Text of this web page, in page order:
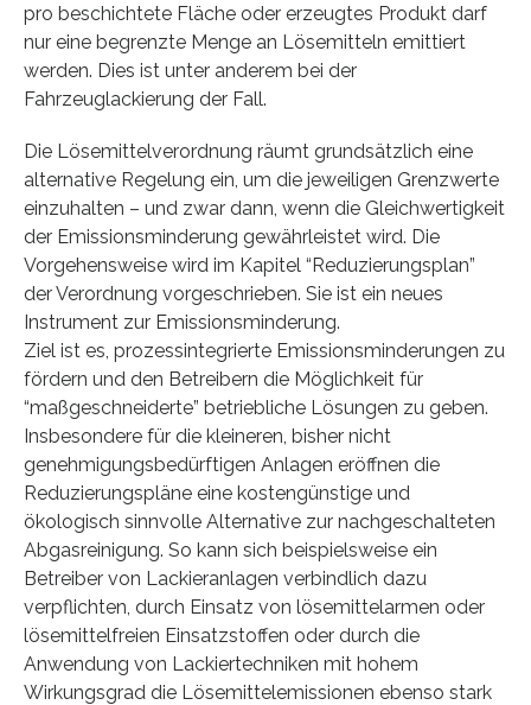
pro beschichtete Fläche oder erzeugtes Produkt darf
nur eine begrenzte Menge an Lösemitteln emittiert
werden. Dies ist unter anderem bei der
Fahrzeuglackierung der Fall.
Die Lösemittelverordnung räumt grundsätzlich eine
alternative Regelung ein, um die jeweiligen Grenzwerte
einzuhalten – und zwar dann, wenn die Gleichwertigkeit
der Emissionsminderung gewährleistet wird. Die
Vorgehensweise wird im Kapitel “Reduzierungsplan”
der Verordnung vorgeschrieben. Sie ist ein neues
Instrument zur Emissionsminderung.
Ziel ist es, prozessintegrierte Emissionsminderungen zu
fördern und den Betreibern die Möglichkeit für
“maßgeschneiderte” betriebliche Lösungen zu geben.
Insbesondere für die kleineren, bisher nicht
genehmigungsbedürftigen Anlagen eröffnen die
Reduzierungspläne eine kostengünstige und
ökologisch sinnvolle Alternative zur nachgeschalteten
Abgasreinigung. So kann sich beispielsweise ein
Betreiber von Lackieranlagen verbindlich dazu
verpflichten, durch Einsatz von lösemittelarmen oder
lösemittelfreien Einsatzstoffen oder durch die
Anwendung von Lackiertechniken mit hohem
Wirkungsgrad die Lösemittelemissionen ebenso stark